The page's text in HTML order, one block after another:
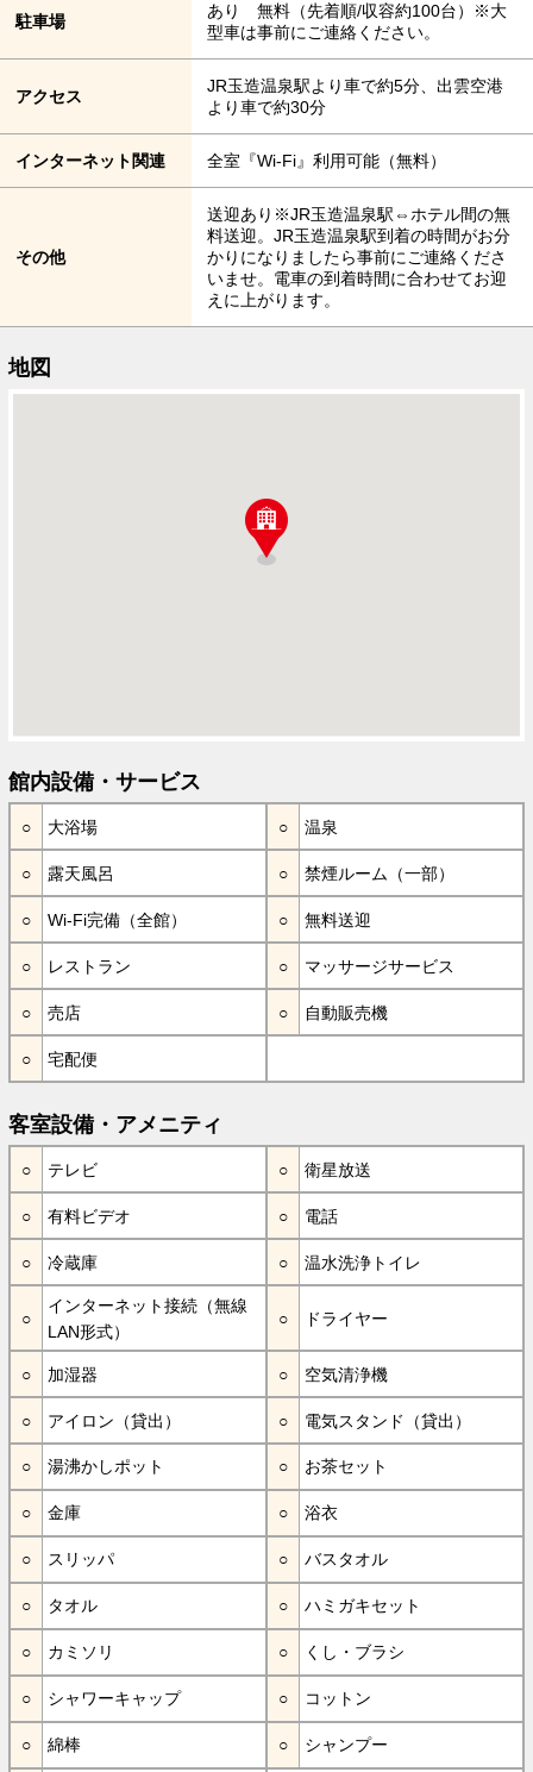
駐車場
あり 無料（先着順/収容約100台）※大
型車は事前にご連絡ください。
アクセス
JR玉造温泉駅より車で約5分、出雲空港
より車で約30分
インターネット関連 全室『Wi-Fi』利用可能（無料）
その他
送迎あり※JR玉造温泉駅⇔ホテル間の無
料送迎。JR玉造温泉駅到着の時間がお分
かりになりましたら事前にご連絡くださ
いませ。電車の到着時間に合わせてお迎
えに上がります。
地図
館内設備・サービス
大浴場 温泉
露天風呂 禁煙ルーム（一部）
Wi-Fi完備（全館） 無料送迎
レストラン マッサージサービス
売店 自動販売機
宅配便
客室設備・アメニティ
テレビ 衛星放送
有料ビデオ 電話
冷蔵庫 温水洗浄トイレ
インターネット接続（無線
LAN形式）
ドライヤー
加湿器 空気清浄機
アイロン（貸出） 電気スタンド（貸出）
湯沸かしポット お茶セット
金庫 浴衣
スリッパ バスタオル
タオル ハミガキセット
カミソリ くし・ブラシ
シャワーキャップ コットン
綿棒 シャンプー